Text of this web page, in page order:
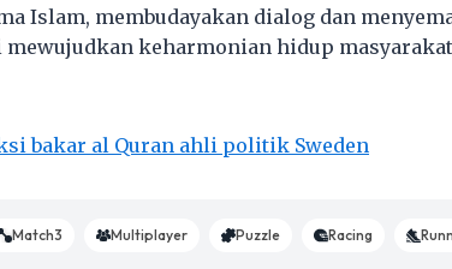
Islam, membudayakan dialog dan
keharmonian hidup
bakar al Quran ahli politik Sweden